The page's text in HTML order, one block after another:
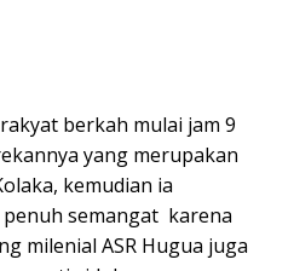
berkah mulai jam 9
yang merupakan
kemudian ia
semangat karena
milenial ASR Hugua juga